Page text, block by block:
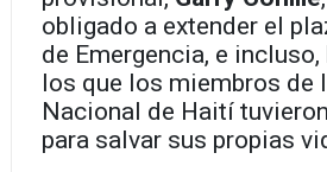
obligado a extender el
de Emergencia, e incluso,
los que los miembros de
Nacional de Haití
para salvar sus propias